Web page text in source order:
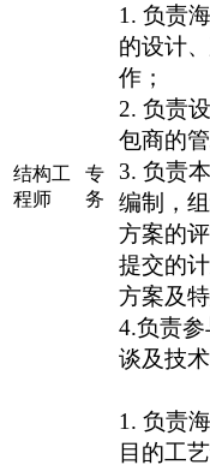
结构工
程师
专
务
1. 负责
的设计
作；
2. 负责
包商的管
3. 负责
编制，
方案的
提交的
方案及
4.负责
谈及技术
1. 负责
目的工